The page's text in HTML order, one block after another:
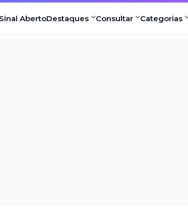
Sinal AbertoDestaques Consultar Categorias